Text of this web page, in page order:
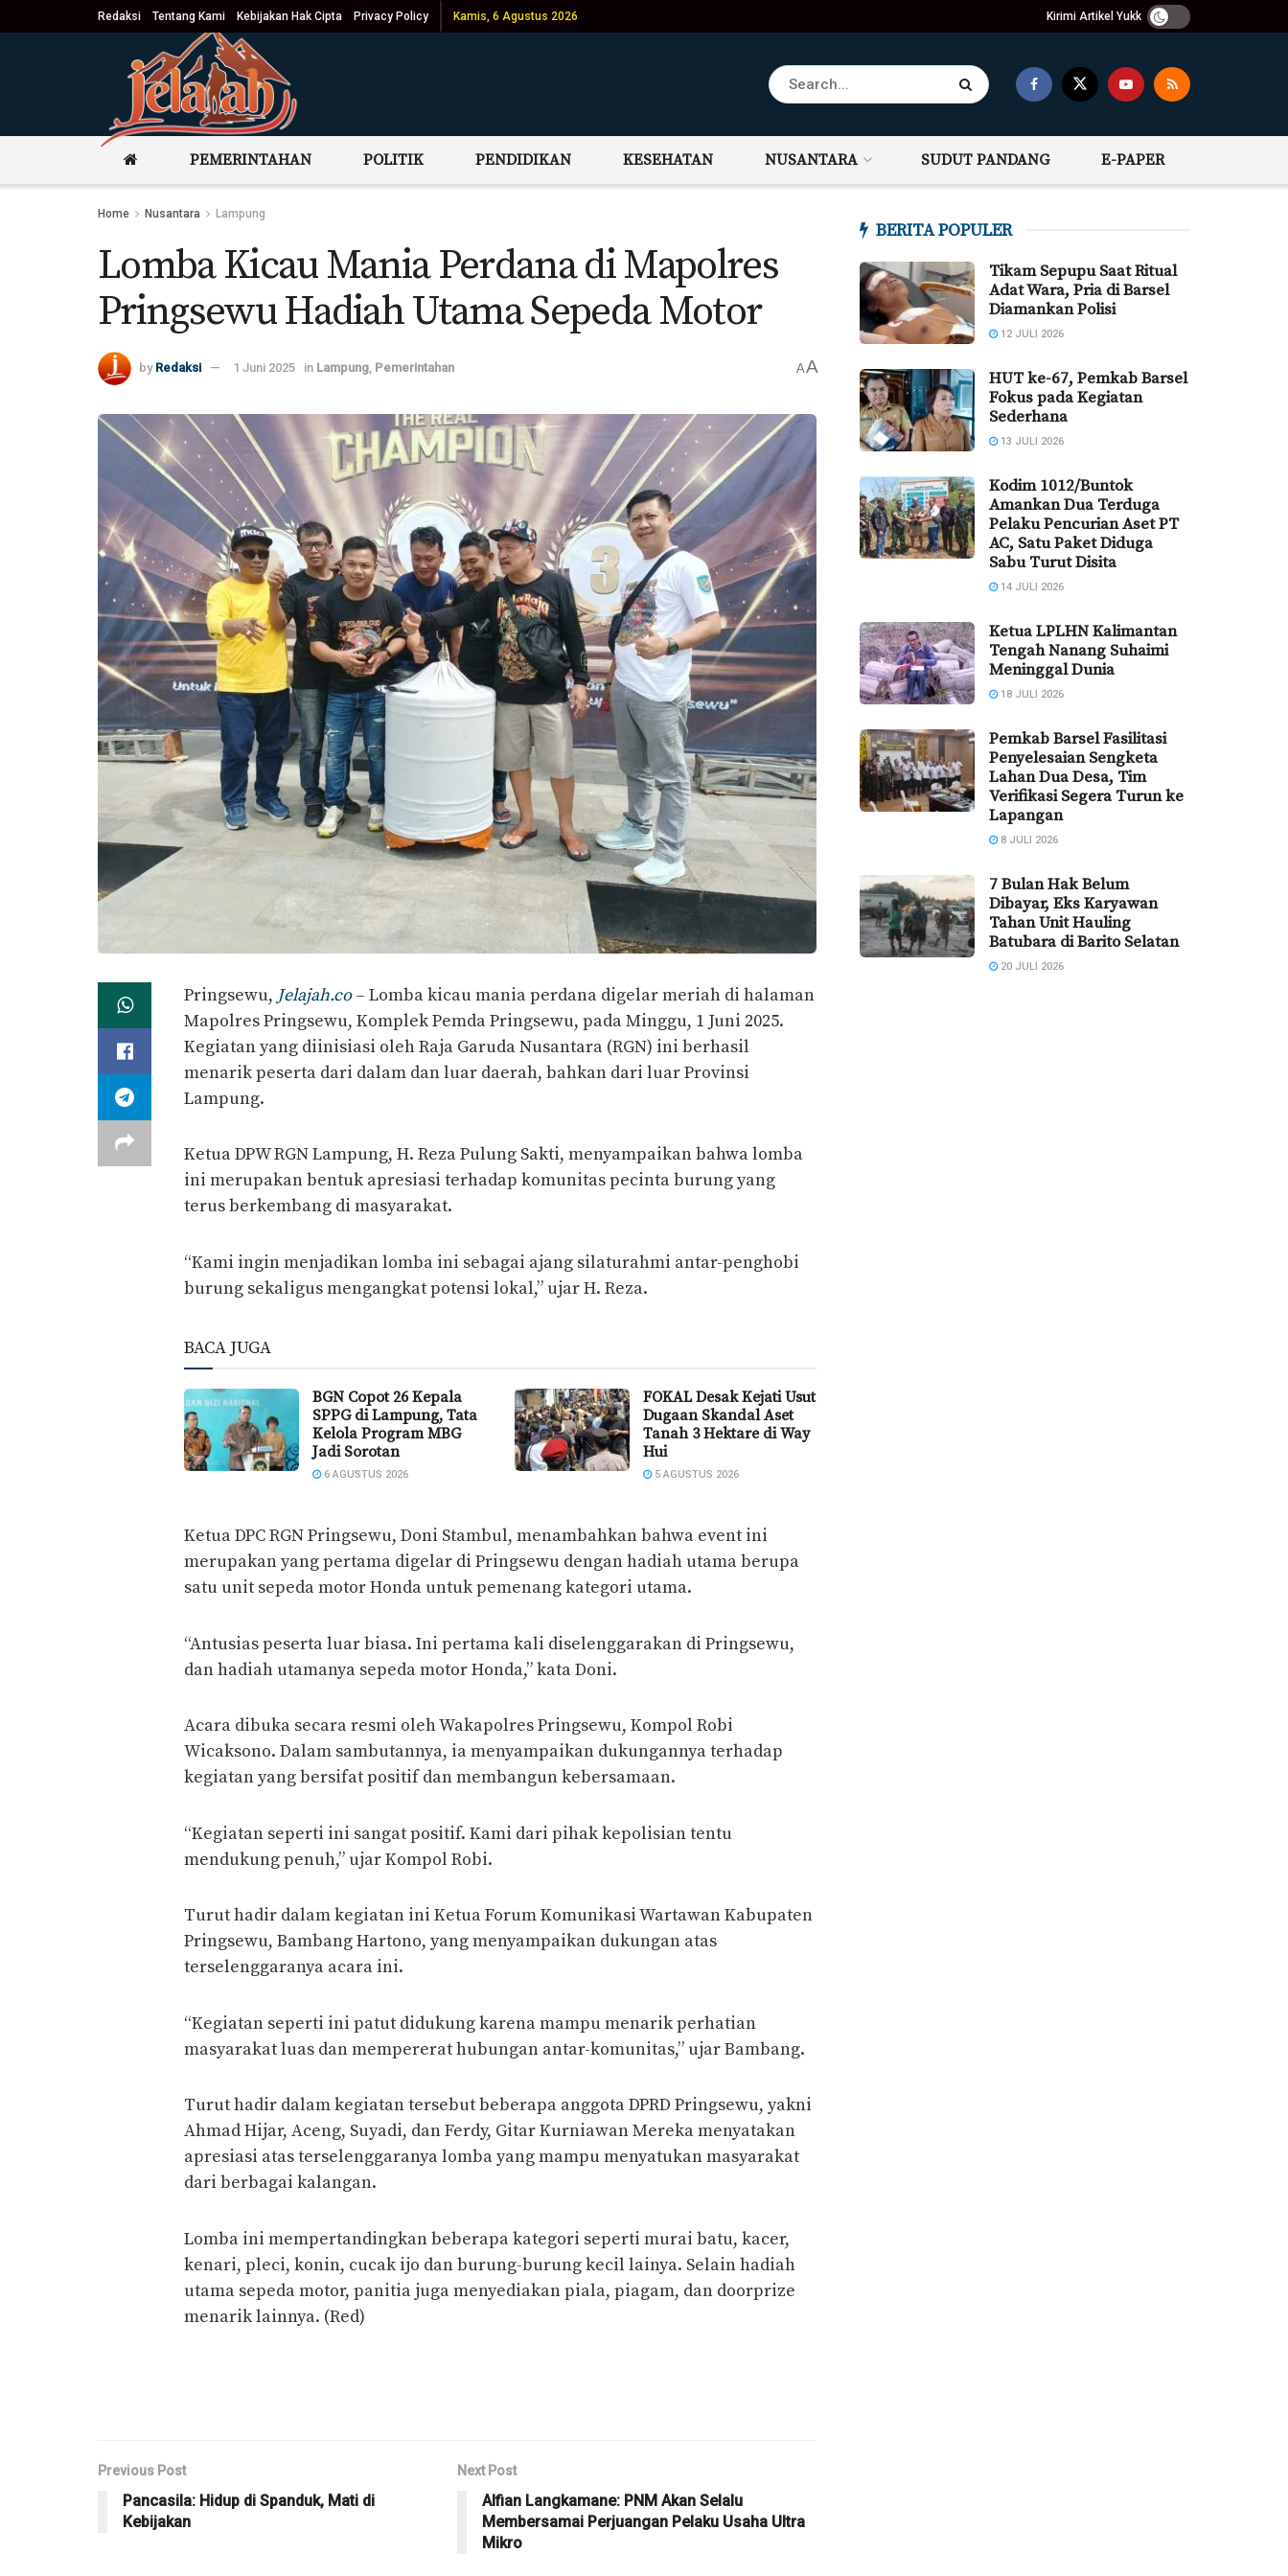
Redaksi Tentang Kami Kebijakan Hak Cipta Privacy Policy Kamis, 6 Agustus 2026 Kirimi Artikel Yukk
PEMERINTAHAN POLITIK PENDIDIKAN KESEHATAN NUSANTARA SUDUT PANDANG E-PAPER
Home Nusantara Lampung
Lomba Kicau Mania Perdana di Mapolres
Pringsewu Hadiah Utama Sepeda Motor
by Redaksi 1 Juni 2025 in Lampung Pemerintahan AA
Pringsewu, Jelajah.co– Lomba kicau mania perdana digelar meriah di halaman
Mapolres Pringsewu, Komplek Pemda Pringsewu, pada Minggu, 1 Juni 2025.
Kegiatan yang diinisiasi oleh Raja Garuda Nusantara (RGN) ini berhasil
menarik peserta dari dalam dan luar daerah, bahkan dari luar Provinsi
Lampung.
Ketua DPW RGN Lampung, H. Reza Pulung Sakti, menyampaikan bahwa lomba
ini merupakan bentuk apresiasi terhadap komunitas pecinta burung yang
terus berkembang di masyarakat.
“Kami ingin menjadikan lomba ini sebagai ajang silaturahmi antar-penghobi
burung sekaligus mengangkat potensi lokal,” ujar H. Reza.
BACA JUGA
BGN Copot 26 Kepala
SPPG di Lampung, Tata
Kelola Program MBG
Jadi Sorotan
6 AGUSTUS 2026
FOKAL Desak Kejati Usut
Dugaan Skandal Aset
Tanah 3 Hektare di Way
Hui
5 AGUSTUS 2026
Ketua DPC RGN Pringsewu, Doni Stambul, menambahkan bahwa event ini
merupakan yang pertama digelar di Pringsewu dengan hadiah utama berupa
satu unit sepeda motor Honda untuk pemenang kategori utama.
“Antusias peserta luar biasa. Ini pertama kali diselenggarakan di Pringsewu,
dan hadiah utamanya sepeda motor Honda,” kata Doni.
Acara dibuka secara resmi oleh Wakapolres Pringsewu, Kompol Robi
Wicaksono. Dalam sambutannya, ia menyampaikan dukungannya terhadap
kegiatan yang bersifat positif dan membangun kebersamaan.
“Kegiatan seperti ini sangat positif. Kami dari pihak kepolisian tentu
mendukung penuh,” ujar Kompol Robi.
Turut hadir dalam kegiatan ini Ketua Forum Komunikasi Wartawan Kabupaten
Pringsewu, Bambang Hartono, yang menyampaikan dukungan atas
terselenggaranya acara ini.
“Kegiatan seperti ini patut didukung karena mampu menarik perhatian
masyarakat luas dan mempererat hubungan antar-komunitas,” ujar Bambang.
Turut hadir dalam kegiatan tersebut beberapa anggota DPRD Pringsewu, yakni
Ahmad Hijar, Aceng, Suyadi, dan Ferdy, Gitar Kurniawan Mereka menyatakan
apresiasi atas terselenggaranya lomba yang mampu menyatukan masyarakat
dari berbagai kalangan.
Lomba ini mempertandingkan beberapa kategori seperti murai batu, kacer,
kenari, pleci, konin, cucak ijo dan burung-burung kecil lainya. Selain hadiah
utama sepeda motor, panitia juga menyediakan piala, piagam, dan doorprize
menarik lainnya. (Red)
Previous Post
Pancasila: Hidup di Spanduk, Mati di
Kebijakan
Next Post
Alfian Langkamane: PNM Akan Selalu
Membersamai Perjuangan Pelaku Usaha Ultra
Mikro
BERITA POPULER
Tikam Sepupu Saat Ritual
Adat Wara, Pria di Barsel
Diamankan Polisi
12 JULI 2026
HUT ke-67, Pemkab Barsel
Fokus pada Kegiatan
Sederhana
13 JULI 2026
Kodim 1012/Buntok
Amankan Dua Terduga
Pelaku Pencurian Aset PT
AC, Satu Paket Diduga
Sabu Turut Disita
14 JULI 2026
Ketua LPLHN Kalimantan
Tengah Nanang Suhaimi
Meninggal Dunia
18 JULI 2026
Pemkab Barsel Fasilitasi
Penyelesaian Sengketa
Lahan Dua Desa, Tim
Verifikasi Segera Turun ke
Lapangan
8 JULI 2026
7 Bulan Hak Belum
Dibayar, Eks Karyawan
Tahan Unit Hauling
Batubara di Barito Selatan
20 JULI 2026